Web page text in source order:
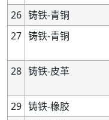
26 铸铁-青铜
27 铸铁-青铜
28 铸铁-皮革
29 铸铁-橡胶